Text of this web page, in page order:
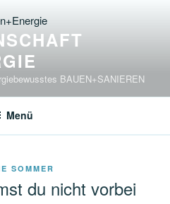
BAUEN+SANIEREN
Menü
SOMMER
du nicht vorbei